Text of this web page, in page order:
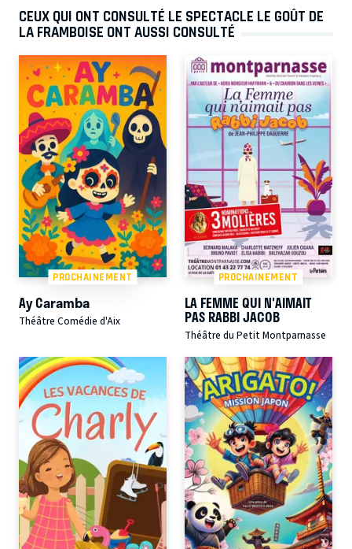
CEUX QUI ONT CONSULTÉ LE SPECTACLE LE GOÛT DE
LA FRAMBOISE ONT AUSSI CONSULTÉ
PROCHAINEMENT
Ay Caramba
Théâtre Comédie d'Aix
PROCHAINEMENT
LA FEMME QUI N'AIMAIT
PAS RABBI JACOB
Théâtre du Petit Montparnasse